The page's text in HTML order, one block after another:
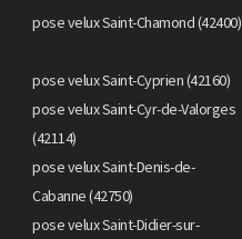
pose velux Saint-Chamond (42400)
pose velux Saint-Cyprien (42160)
pose velux Saint-Cyr-de-Valorges
(42114)
pose velux Saint-Denis-de-
Cabanne (42750)
pose velux Saint-Didier-sur-